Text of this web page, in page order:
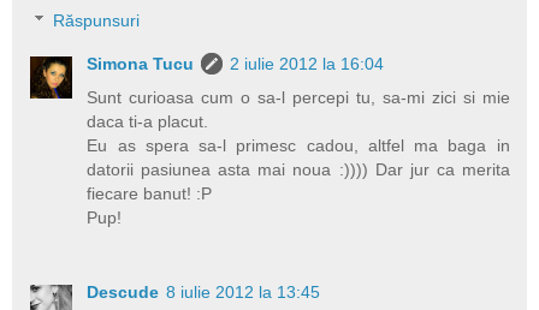
Răspunsuri
Simona Tucu
2 iulie 2012 la 16:04
Sunt curioasa cum o sa-l percepi tu, sa-mi zici si mie
daca ti-a placut.
Eu as spera sa-l primesc cadou, altfel ma baga in
datorii pasiunea asta mai noua :)))) Dar jur ca merita
fiecare banut! :P
Pup!
Descude 8 iulie 2012 la 13:45